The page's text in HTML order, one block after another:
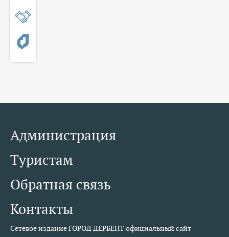
Администрация
Туристам
Обратная связь
Контакты
Сетевое издание ГОРОД ДЕРБЕНТ официальный сайт